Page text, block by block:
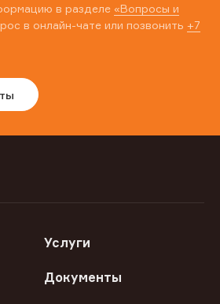
в разделе «Вопросы и
в онлайн-чате или позвонить +7
Услуги
Документы